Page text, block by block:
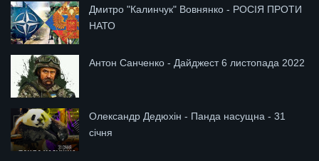
Дмитро "Калинчук" Вовнянко - РОСІЯ ПРОТИ
НАТО
Антон Санченко - Дайджест 6 листопада 2022
Олександр Дедюхін - Панда насущна - 31
січня